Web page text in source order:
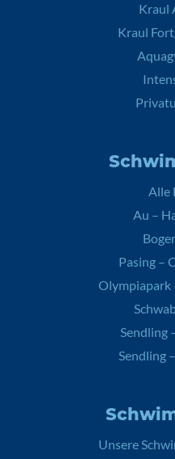
Kraul
Kraul
Alle
Au –
Pasing –
Olympiapark
Sendling
Sendling
Unsere